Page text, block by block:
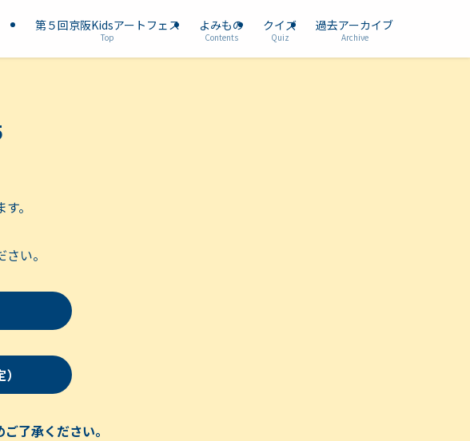
第５回京阪Kidsアートフェス
Top
よみもの
Contents
クイズ
Quiz
過去アーカイブ
Archive
。
い。
了承ください。